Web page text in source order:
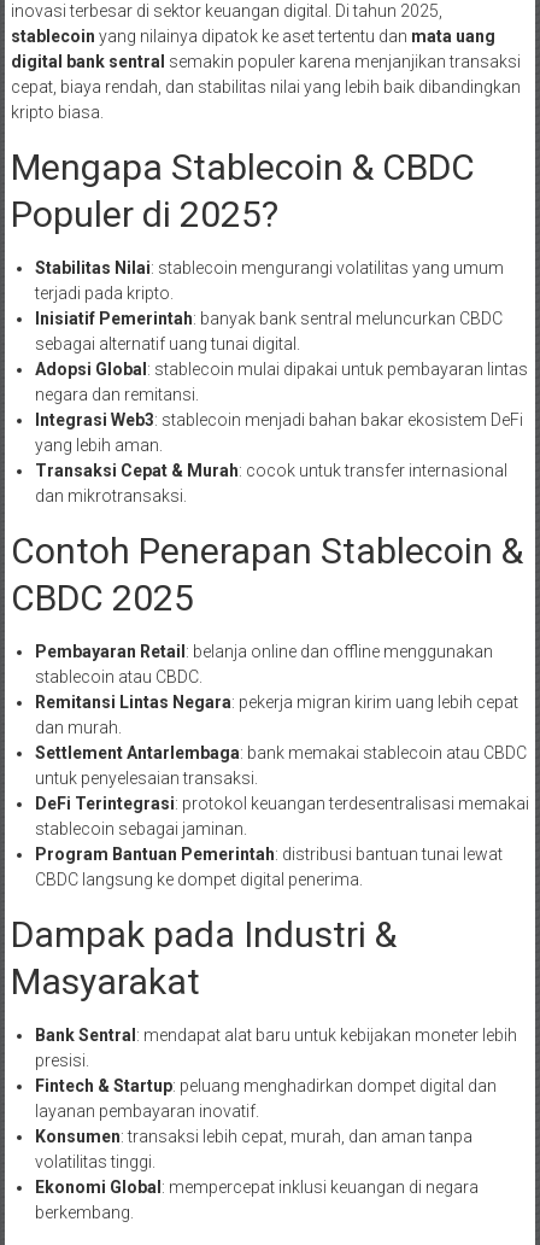
inovasi terbesar di sektor keuangan digital. Di tahun 2025,
stablecoin yang nilainya dipatok ke aset tertentu dan mata uang
digital bank sentral semakin populer karena menjanjikan transaksi
cepat, biaya rendah, dan stabilitas nilai yang lebih baik dibandingkan
kripto biasa.
Mengapa Stablecoin & CBDC
Populer di 2025?
Stabilitas Nilai: stablecoin mengurangi volatilitas yang umum
terjadi pada kripto.
Inisiatif Pemerintah: banyak bank sentral meluncurkan CBDC
sebagai alternatif uang tunai digital.
Adopsi Global : stablecoin mulai dipakai untuk pembayaran lintas
negara dan remitansi.
Integrasi Web3: stablecoin menjadi bahan bakar ekosistem DeFi
yang lebih aman.
Transaksi Cepat & Murah: cocok untuk transfer internasional
dan mikrotransaksi.
Contoh Penerapan Stablecoin &
CBDC 2025
Pembayaran Retail : belanja online dan offline menggunakan
stablecoin atau CBDC.
Remitansi Lintas Negara: pekerja migran kirim uang lebih cepat
dan murah.
Settlement Antarlembaga: bank memakai stablecoin atau CBDC
untuk penyelesaian transaksi.
DeFi Terintegrasi: protokol keuangan terdesentralisasi memakai
stablecoin sebagai jaminan.
Program Bantuan Pemerintah: distribusi bantuan tunai lewat
CBDC langsung ke dompet digital penerima.
Dampak pada Industri &
Masyarakat
Bank Sentral : mendapat alat baru untuk kebijakan moneter lebih
presisi.
Fintech & Startup: peluang menghadirkan dompet digital dan
layanan pembayaran inovatif.
Konsumen: transaksi lebih cepat, murah, dan aman tanpa
volatilitas tinggi.
Ekonomi Global : mempercepat inklusi keuangan di negara
berkembang.